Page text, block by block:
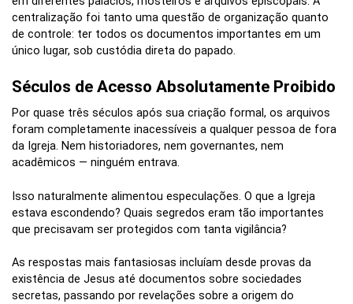
centralização foi tanto uma questão de organização quanto
de controle: ter todos os documentos importantes em um
único lugar, sob custódia direta do papado.
Séculos de Acesso Absolutamente Proibido
Por quase três séculos após sua criação formal, os arquivos
foram completamente inacessíveis a qualquer pessoa de fora
da Igreja. Nem historiadores, nem governantes, nem
acadêmicos — ninguém entrava.
Isso naturalmente alimentou especulações. O que a Igreja
estava escondendo? Quais segredos eram tão importantes
que precisavam ser protegidos com tanta vigilância?
As respostas mais fantasiosas incluíam desde provas da
existência de Jesus até documentos sobre sociedades
secretas, passando por revelações sobre a origem do